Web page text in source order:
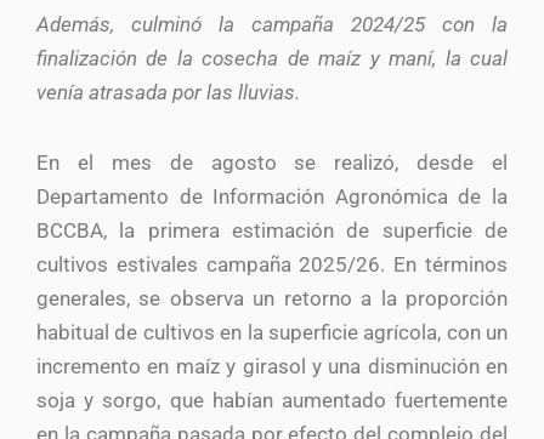
Además, culminó la campaña 2024/25 con la
finalización de la cosecha de maíz y maní, la cual
venía atrasada por las lluvias.
En el mes de agosto se realizó, desde el
Departamento de Información Agronómica de la
BCCBA, la primera estimación de superficie de
cultivos estivales campaña 2025/26. En términos
generales, se observa un retorno a la proporción
habitual de cultivos en la superficie agrícola, con un
incremento en maíz y girasol y una disminución en
soja y sorgo, que habían aumentado fuertemente
en la campaña pasada por efecto del complejo del